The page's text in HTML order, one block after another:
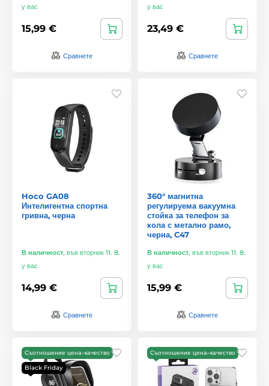
у вас
15,99 €
Сравнете
у вас
23,49 €
Сравнете
Hoco GA08
Интелигентна спортна
гривна, черна
В наличност, във вторник 11. 8.
у вас
14,99 €
Сравнете
360° магнитна
регулируема вакуумна
стойка за телефон за
кола с метално рамо,
черна, C47
В наличност, във вторник 11. 8.
у вас
15,99 €
Сравнете
Съотношение цена–качество
Black Friday
Съотношение цена–качество